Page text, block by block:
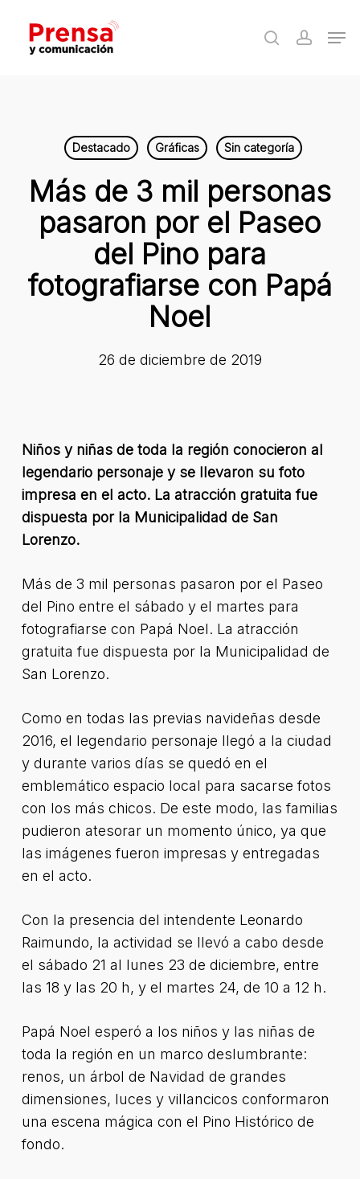
main
search
Destacado Gráficas Sin categoría
Más de 3 mil personas
pasaron por el Paseo
del Pino para
fotografiarse con Papá
Noel
26 de diciembre de 2019
Niños y niñas de toda la región conocieron al
legendario personaje y se llevaron su foto
impresa en el acto. La atracción gratuita fue
dispuesta por la Municipalidad de San
Lorenzo.
Más de 3 mil personas pasaron por el Paseo
del Pino entre el sábado y el martes para
fotografiarse con Papá Noel. La atracción
gratuita fue dispuesta por la Municipalidad de
San Lorenzo.
Como en todas las previas navideñas desde
2016, el legendario personaje llegó a la ciudad
y durante varios días se quedó en el
emblemático espacio local para sacarse fotos
con los más chicos. De este modo, las familias
pudieron atesorar un momento único, ya que
las imágenes fueron impresas y entregadas
en el acto.
Con la presencia del intendente Leonardo
Raimundo, la actividad se llevó a cabo desde
el sábado 21 al lunes 23 de diciembre, entre
las 18 y las 20 h, y el martes 24, de 10 a 12 h.
Papá Noel esperó a los niños y las niñas de
toda la región en un marco deslumbrante:
renos, un árbol de Navidad de grandes
dimensiones, luces y villancicos conformaron
una escena mágica con el Pino Histórico de
fondo.